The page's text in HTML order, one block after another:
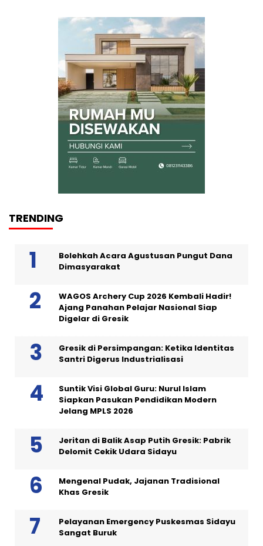
TRENDING
Bolehkah Acara Agustusan Pungut Dana
Dimasyarakat
WAGOS Archery Cup 2026 Kembali Hadir!
Ajang Panahan Pelajar Nasional Siap
Digelar di Gresik
Gresik di Persimpangan: Ketika Identitas
Santri Digerus Industrialisasi
Suntik Visi Global Guru: Nurul Islam
Siapkan Pasukan Pendidikan Modern
Jelang MPLS 2026
Jeritan di Balik Asap Putih Gresik: Pabrik
Delomit Cekik Udara Sidayu
Mengenal Pudak, Jajanan Tradisional
Khas Gresik
Pelayanan Emergency Puskesmas Sidayu
Sangat Buruk